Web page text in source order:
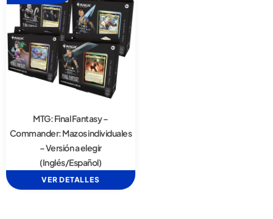
MTG: Final Fantasy –
Commander: Mazos individuales
– Versión a elegir
(Inglés/Español)
VER DETALLES